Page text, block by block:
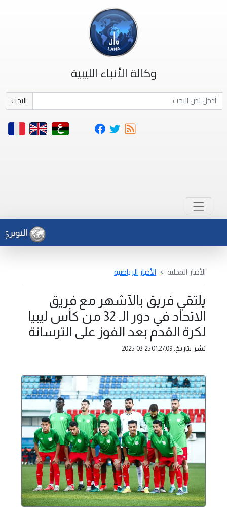
وكالة الأنباء الليبية
البحث
الأخبار المحلية الأخبار الرياضية
يلتقي فريق بالآشهر مع فريق
الاتحاد في دور الـ 32 من كأس ليبيا
لكرة القدم بعد الفوز على الترسانة
نشر بتاريخ: 2025-03-25 01:27:09